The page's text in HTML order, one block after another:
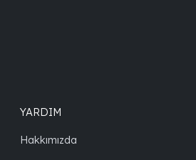
YARDIM
Hakkımızda